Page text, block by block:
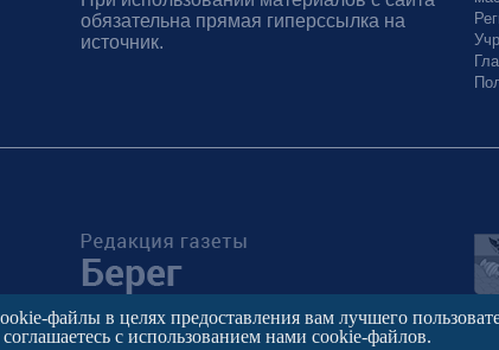
обязательна прямая гиперссылка на
источник.
файлы в целях предоставления вам лучшего
с использованием нами cookie-файлов.